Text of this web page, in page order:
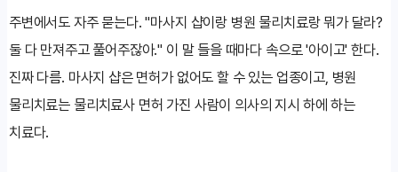
주변에서도 자주 묻는다. "마사지 샵이랑 병원 물리치료랑 뭐가 달라?
둘 다 만져주고 풀어주잖아." 이 말 들을 때마다 속으로 '아이고' 한다.
진짜 다름. 마사지 샵은 면허가 없어도 할 수 있는 업종이고, 병원
물리치료는 물리치료사 면허 가진 사람이 의사의 지시 하에 하는
치료다.